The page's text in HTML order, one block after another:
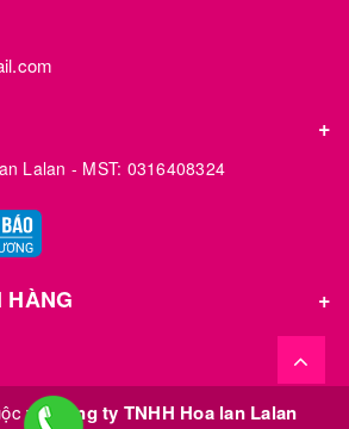
Lalan - MST: 0316408324
HÀNG
vềCông ty TNHH Hoa lan Lalan